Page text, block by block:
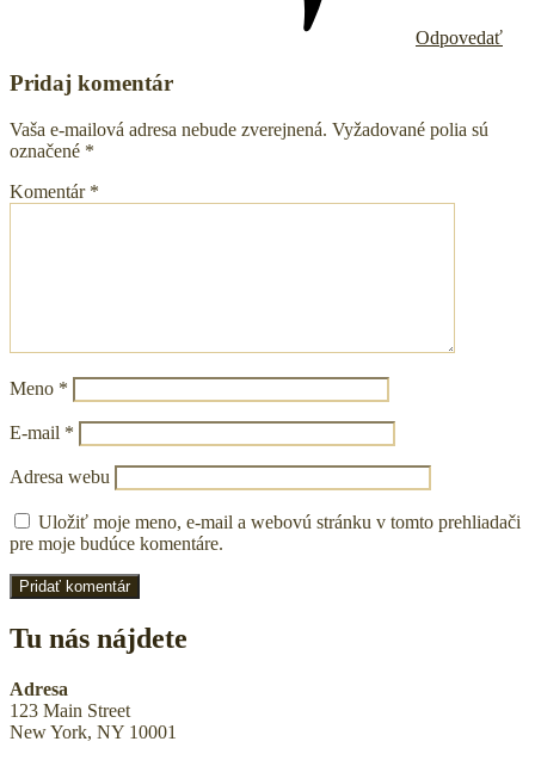
Odpovedať
Pridaj komentár
Vaša e-mailová adresa nebude zverejnená. Vyžadované polia sú
označené *
Komentár *
Meno *
E-mail *
Adresa webu
Uložiť moje meno, e-mail a webovú stránku v tomto prehliadači
pre moje budúce komentáre.
Tu nás nájdete
Adresa
123 Main Street
New York, NY 10001